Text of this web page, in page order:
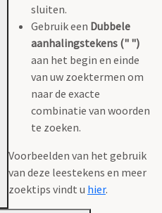
sluiten.
Gebruik een Dubbele
aanhalingstekens (" ")
aan het begin en einde
van uw zoektermen om
naar de exacte
combinatie van woorden
te zoeken.
Voorbeelden van het gebruik
van deze leestekens en meer
zoektips vindt u hier.